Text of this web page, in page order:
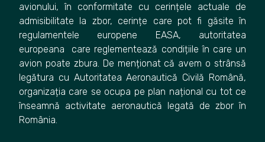
avionului, în conformitate cu cerințele actuale de
admisibilitate la zbor, cerințe care pot fi găsite în
regulamentele europene EASA, autoritatea
europeana care reglementează condițiile în care un
avion poate zbura. De menționat că avem o strânsă
legătura cu Autoritatea Aeronautică Civilă Română,
organizația care se ocupa pe plan național cu tot ce
înseamnă activitate aeronautică legată de zbor în
România.